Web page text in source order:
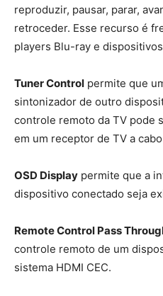
reproduzir, pausar, parar,
retroceder. Esse recurso é
players Blu-ray e
Tuner Control permite que
sintonizador de outro
controle remoto da TV pode
em um receptor de TV a
OSD Display permite que a
dispositivo conectado seja
Remote Control Pass
controle remoto de um
sistema HDMI CEC.